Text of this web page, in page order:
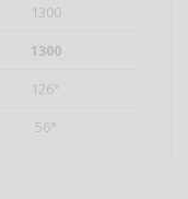
1300
1300
126°
56°